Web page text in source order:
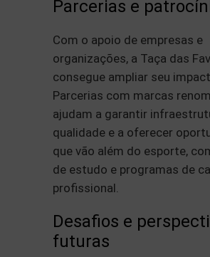
Parcerias e
Com o apoio de empresas e
organizações, a Taça das
consegue ampliar seu
Parcerias com marcas
ajudam a garantir
qualidade e a oferecer
que vão além do esporte,
de estudo e programas de
profissional.
Desafios e
futuras